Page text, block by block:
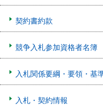
契約書約款
競争入札参加資格者名簿
入札関係要綱・要領・基
入札・契約情報